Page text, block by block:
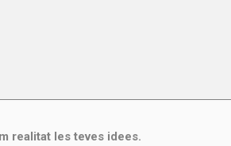
realitat les teves idees.